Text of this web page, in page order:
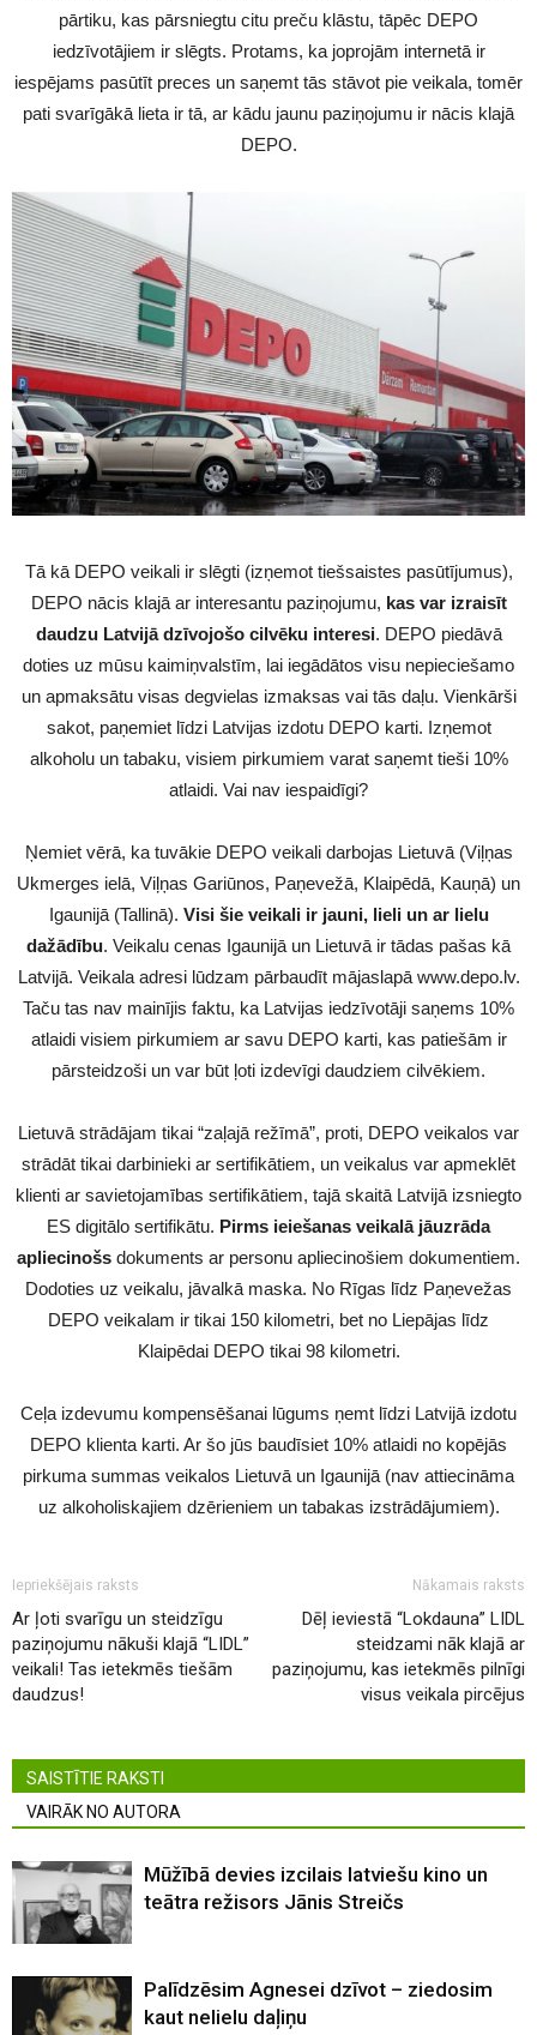
pārtiku, kas pārsniegtu citu preču klāstu, tāpēc DEPO
iedzīvotājiem ir slēgts. Protams, ka joprojām internetā ir
iespējams pasūtīt preces un saņemt tās stāvot pie veikala, tomēr
pati svarīgākā lieta ir tā, ar kādu jaunu paziņojumu ir nācis klajā
DEPO.
Tā kā DEPO veikali ir slēgti (izņemot tiešsaistes pasūtījumus),
DEPO nācis klajā ar interesantu paziņojumu, kas var izraisīt
daudzu Latvijā dzīvojošo cilvēku interesi. DEPO piedāvā
doties uz mūsu kaimiņvalstīm, lai iegādātos visu nepieciešamo
un apmaksātu visas degvielas izmaksas vai tās daļu. Vienkārši
sakot, paņemiet līdzi Latvijas izdotu DEPO karti. Izņemot
alkoholu un tabaku, visiem pirkumiem varat saņemt tieši 10%
atlaidi. Vai nav iespaidīgi?
Ņemiet vērā, ka tuvākie DEPO veikali darbojas Lietuvā (Viļņas
Ukmerges ielā, Viļņas Gariūnos, Paņevežā, Klaipēdā, Kauņā) un
Igaunijā (Tallinā). Visi šie veikali ir jauni, lieli un ar lielu
dažādību. Veikalu cenas Igaunijā un Lietuvā ir tādas pašas kā
Latvijā. Veikala adresi lūdzam pārbaudīt mājaslapā www.depo.lv.
Taču tas nav mainījis faktu, ka Latvijas iedzīvotāji saņems 10%
atlaidi visiem pirkumiem ar savu DEPO karti, kas patiešām ir
pārsteidzoši un var būt ļoti izdevīgi daudziem cilvēkiem.
Lietuvā strādājam tikai “zaļajā režīmā”, proti, DEPO veikalos var
strādāt tikai darbinieki ar sertifikātiem, un veikalus var apmeklēt
klienti ar savietojamības sertifikātiem, tajā skaitā Latvijā izsniegto
ES digitālo sertifikātu. Pirms ieiešanas veikalā jāuzrāda
apliecinošs dokuments ar personu apliecinošiem dokumentiem.
Dodoties uz veikalu, jāvalkā maska. No Rīgas līdz Paņevežas
DEPO veikalam ir tikai 150 kilometri, bet no Liepājas līdz
Klaipēdai DEPO tikai 98 kilometri.
Ceļa izdevumu kompensēšanai lūgums ņemt līdzi Latvijā izdotu
DEPO klienta karti. Ar šo jūs baudīsiet 10% atlaidi no kopējās
pirkuma summas veikalos Lietuvā un Igaunijā (nav attiecināma
uz alkoholiskajiem dzērieniem un tabakas izstrādājumiem).
Iepriekšējais raksts
Ar ļoti svarīgu un steidzīgu
paziņojumu nākuši klajā “LIDL”
veikali! Tas ietekmēs tiešām
daudzus!
Nākamais raksts
Dēļ ieviestā “Lokdauna” LIDL
steidzami nāk klajā ar
paziņojumu, kas ietekmēs pilnīgi
visus veikala pircējus
SAISTĪTIE RAKSTI
VAIRĀK NO AUTORA
Mūžībā devies izcilais latviešu kino un
teātra režisors Jānis Streičs
Palīdzēsim Agnesei dzīvot – ziedosim
kaut nelielu daļiņu